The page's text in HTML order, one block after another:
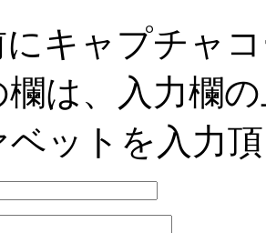
キャプチャ
欄は、入力欄
ベットを入力